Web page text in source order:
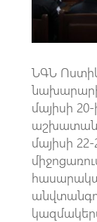
ՆԳՆ
նախարարի
մայիսի
մայիսի